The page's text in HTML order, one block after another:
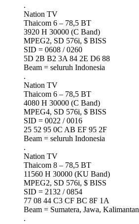
.
Nation TV
Thaicom 6 – 78,5 BT
3920 H 30000 (C Band)
MPEG2, SD 576i, $ BISS
SID = 0608 / 0260
5D 2B B2 3A 84 2E D6 88
Beam = seluruh Indonesia
.
Nation TV
Thaicom 6 – 78,5 BT
4080 H 30000 (C Band)
MPEG4, SD 576i, $ BISS
SID = 0022 / 0016
25 52 95 0C AB EF 95 2F
Beam = seluruh Indonesia
.
Nation TV
Thaicom 8 – 78,5 BT
11560 H 30000 (KU Band)
MPEG2, SD 576i, $ BISS
SID = 2132 / 0854
77 08 44 C3 CF BC 8F 1A
Beam = Sumatera, Jawa, Kalimantan
.